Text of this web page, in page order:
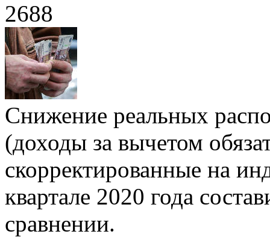
2688
Снижение реальных
(доходы за вычетом
скорректированные на
квартале 2020 года
сравнении.